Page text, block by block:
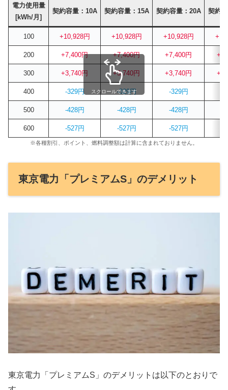
電力使用量
[kWh/月]
契約容量：10A 契約容量：15A 契約容量：20A 契約
100 +10,928円 +10,928円 +10,928円
200 +7,400円 +7,400円 +7,400円
300 +3,740円 +3,740円 +3,740円
400 -329円 -329円 -329円
500 -428円 -428円 -428円
600 -527円 -527円 -527円
スクロールできます
※各種割引、ポイント、燃料調整額は計算に含まれておりません。
東京電力「プレミアムS」のデメリット
東京電力「プレミアムS」のデメリットは以下のとおりで